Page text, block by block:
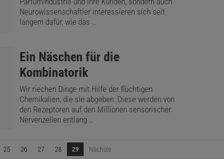
Neurowissenschaftler interessieren sich seit
langem dafür, wie das …
:
Ein Näschen für die
Kombinatorik
Wir riechen Dinge mit Hilfe der flüchtigen
Chemikalien, die sie abgeben: Diese werden von
den Rezeptoren auf den Millionen sensorischer
Nervenzellen entlang …
25 26 27 28 29 Nächste